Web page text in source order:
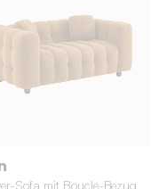
Sofa mit Bouclé-Bezug